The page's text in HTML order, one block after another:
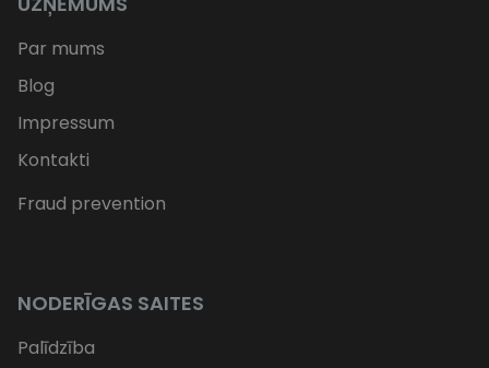
Par mums
Blog
Impressum
Kontakti
Fraud prevention
NODERĪGAS SAITES
Palīdzība